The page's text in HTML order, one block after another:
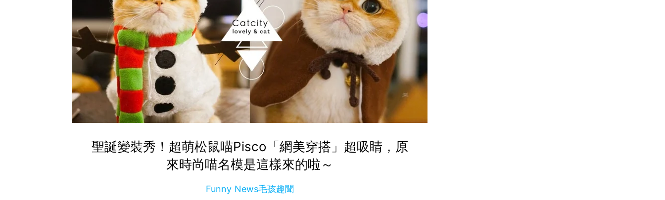
聖誕變裝秀！超萌松鼠喵Pisco「網美穿搭」超吸睛，原
來時尚喵名模是這樣來的啦～
Funny News毛孩趣聞